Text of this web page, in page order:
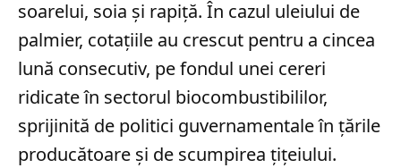
soarelui, soia și rapiță. În cazul uleiului de
palmier, cotațiile au crescut pentru a cincea
lună consecutiv, pe fondul unei cereri
ridicate în sectorul biocombustibililor,
sprijinită de politici guvernamentale în țările
producătoare și de scumpirea țițeiului.